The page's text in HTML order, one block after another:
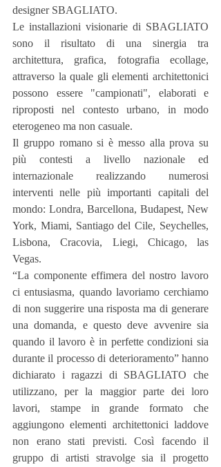
designer SBAGLIATO.
Le installazioni visionarie di SBAGLIATO
sono il risultato di una sinergia tra
architettura, grafica, fotografia ecollage,
attraverso la quale gli elementi architettonici
possono essere "campionati", elaborati e
riproposti nel contesto urbano, in modo
eterogeneo ma non casuale.
Il gruppo romano si è messo alla prova su
più contesti a livello nazionale ed
internazionale realizzando numerosi
interventi nelle più importanti capitali del
mondo: Londra, Barcellona, Budapest, New
York, Miami, Santiago del Cile, Seychelles,
Lisbona, Cracovia, Liegi, Chicago, las
Vegas.
“La componente effimera del nostro lavoro
ci entusiasma, quando lavoriamo cerchiamo
di non suggerire una risposta ma di generare
una domanda, e questo deve avvenire sia
quando il lavoro è in perfette condizioni sia
durante il processo di deterioramento” hanno
dichiarato i ragazzi di SBAGLIATO che
utilizzano, per la maggior parte dei loro
lavori, stampe in grande formato che
aggiungono elementi architettonici laddove
non erano stati previsti. Così facendo il
gruppo di artisti stravolge sia il progetto